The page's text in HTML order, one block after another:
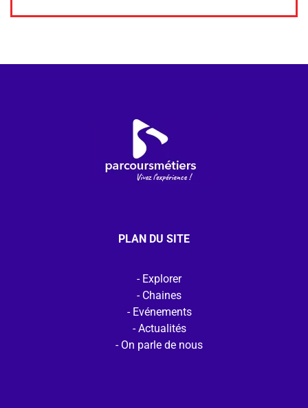
PLAN DU SITE
Explorer
Chaines
Evénements
Actualités
On parle de nous